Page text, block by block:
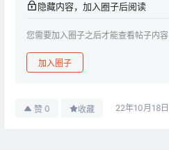
隐藏内容，加入圈子后阅读
您需要加入圈子之后才能查看帖子内容
加入圈子
赞 0 收藏 22年10月18日